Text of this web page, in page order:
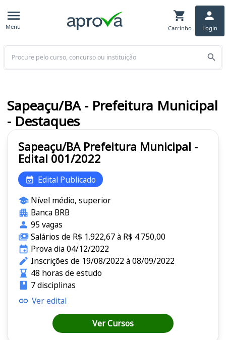
Menu Carrinho Login
Buscar
Sapeaçu/BA Prefeitura Municipal -
Edital 001/2022
Edital Publicado
Nível médio, superior
Banca BRB
95 vagas
Salários de R$ 1.922,67 à R$ 4.750,00
Prova dia 04/12/2022
Inscrições de 19/08/2022 à 08/09/2022
48 horas de estudo
7 disciplinas
Ver edital
Ver Cursos
Sapeaçu/BA - Prefeitura Municipal
- Destaques